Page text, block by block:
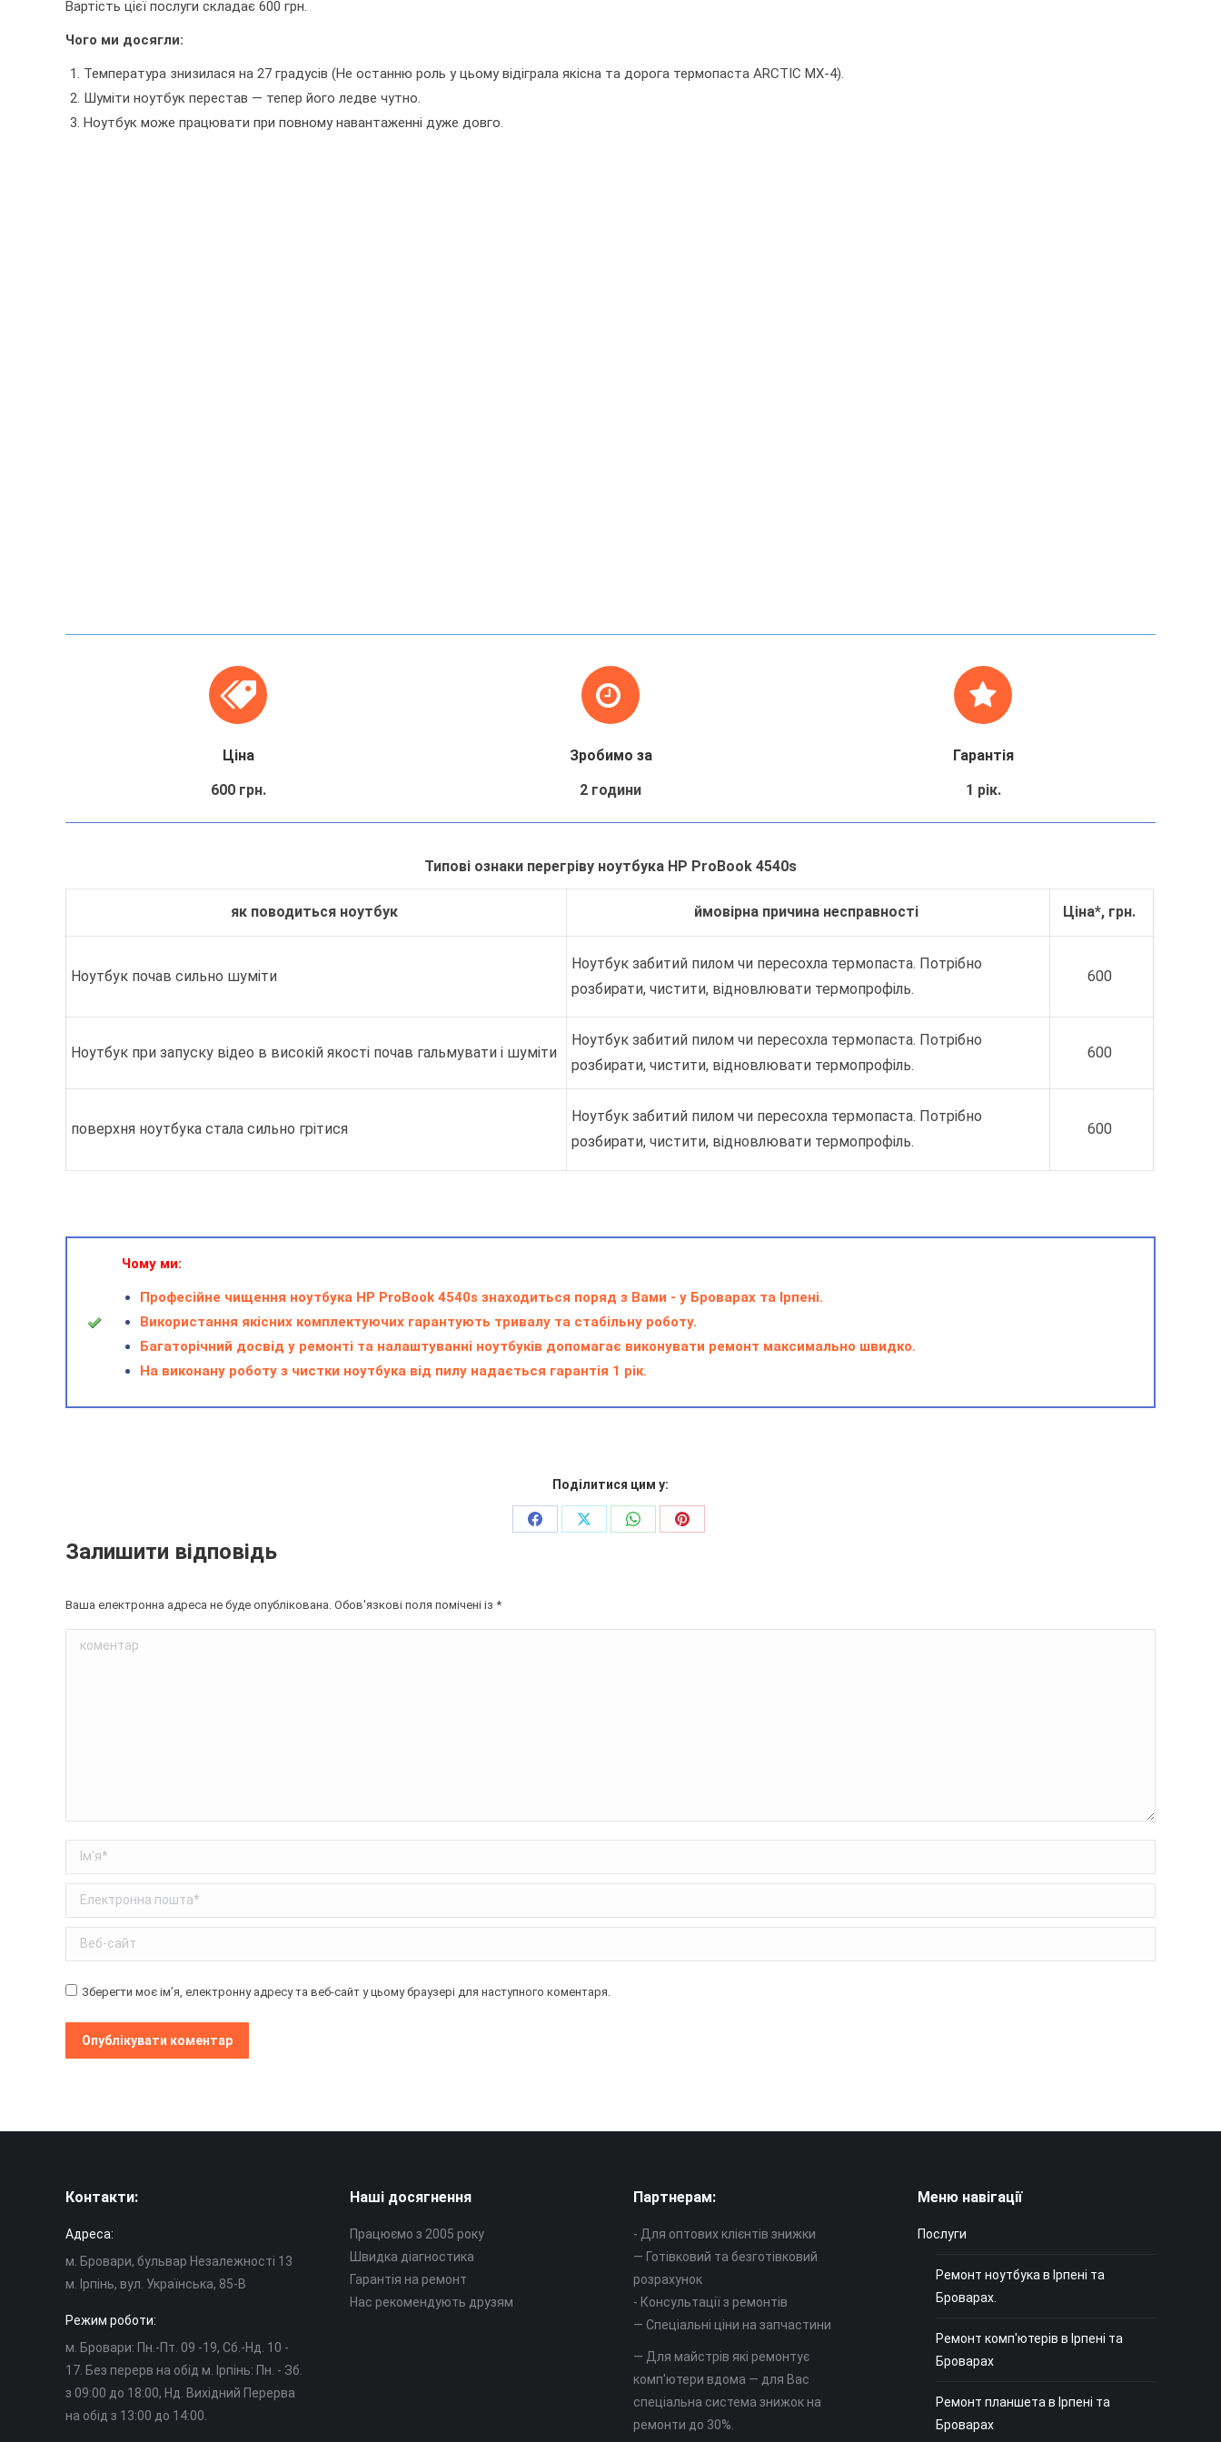
Вартість цієї послуги складає 600 грн.
Чого ми досягли:
Температура знизилася на 27 градусів (Не останню роль у цьому відіграла якісна та дорога термопаста ARCTIC MX-4).
Шуміти ноутбук перестав — тепер його ледве чутно.
Ноутбук може працювати при повному навантаженні дуже довго.
Ціна
600 грн.
Зробимо за
2 години
Гарантія
1 рік.
Типові ознаки перегріву ноутбука HP ProBook 4540s
як поводиться ноутбук ймовірна причина несправності Ціна*, грн.
Ноутбук почав сильно шуміти
Ноутбук забитий пилом чи пересохла термопаста. Потрібно
розбирати, чистити, відновлювати термопрофіль.
600
Ноутбук при запуску відео в високій якості почав гальмувати і шуміти
Ноутбук забитий пилом чи пересохла термопаста. Потрібно
розбирати, чистити, відновлювати термопрофіль.
600
поверхня ноутбука стала сильно грітися
Ноутбук забитий пилом чи пересохла термопаста. Потрібно
розбирати, чистити, відновлювати термопрофіль.
600
Чому ми:
Професійне чищення ноутбука HP ProBook 4540s знаходиться поряд з Вами - у Броварах та Ірпені.
Використання якісних комплектуючих гарантують тривалу та стабільну роботу.
Багаторічний досвід у ремонті та налаштуванні ноутбуків допомагає виконувати ремонт максимально швидко.
На виконану роботу з чистки ноутбука від пилу надається гарантія 1 рік.
Поділитися цим у:
ПоділітьсяПоділітьсяПоділітьсяПоділіться
Залишити відповідь
Ваша електронна адреса не буде опублікована. Обов'язкові поля помічені із *
коментар
Ім'я *
Електронна пошта *
Веб-сайт
Зберегти моє ім’я, електронну адресу та веб-сайт у цьому браузері для наступного коментаря.
Опублікувати коментар
Контакти:
Адреса:
м. Бровари, бульвар Незалежності 13
м. Ірпінь, вул. Українська, 85-В
Режим роботи:
м. Бровари: Пн.-Пт. 09 -19, Cб.-Нд. 10 -
17. Без перерв на обід м. Ірпінь: Пн. - Зб.
з 09:00 до 18:00, Нд. Вихідний Перерва
на обід з 13:00 до 14:00.
Наші досягнення
Працюємо з 2005 року
Швидка діагностика
Гарантія на ремонт
Нас рекомендують друзям
Партнерам:
- Для оптових клієнтів знижки
— Готівковий та безготівковий
розрахунок
- Консультації з ремонтів
— Спеціальні ціни на запчастини
— Для майстрів які ремонтує
комп'ютери вдома — для Вас
спеціальна система знижок на
ремонти до 30%.
Меню навігації
Послуги
Ремонт ноутбука в Ірпені та
Броварах.
Ремонт комп'ютерів в Ірпені та
Броварах
Ремонт планшета в Ірпені та
Броварах